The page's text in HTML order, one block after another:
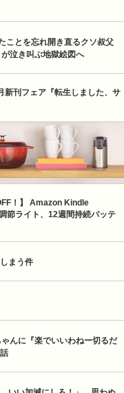
ことを忘れ開き直るクソ叔父
泣き叫ぶ地獄絵図へ
刊フェア『転生しました、サ
！】 Amazon Kindle
節ライト、12週間持続バッテ
まう件
んに『楽でいいわねー切るだ